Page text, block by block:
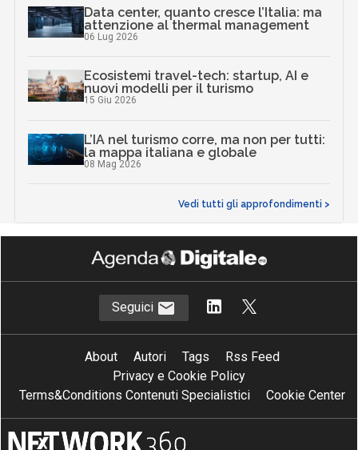
Data center, quanto cresce l’Italia: ma
attenzione al thermal management
06 Lug 2026
Ecosistemi travel-tech: startup, AI e
nuovi modelli per il turismo
15 Giu 2026
L’IA nel turismo corre, ma non per tutti:
la mappa italiana e globale
08 Mag 2026
Vedi tutti gli approfondimenti >
Seguici
About Autori Tags
Rss Feed
Privacy e Cookie Policy
Terms&Conditions Contenuti Specialistici
Cookie Center